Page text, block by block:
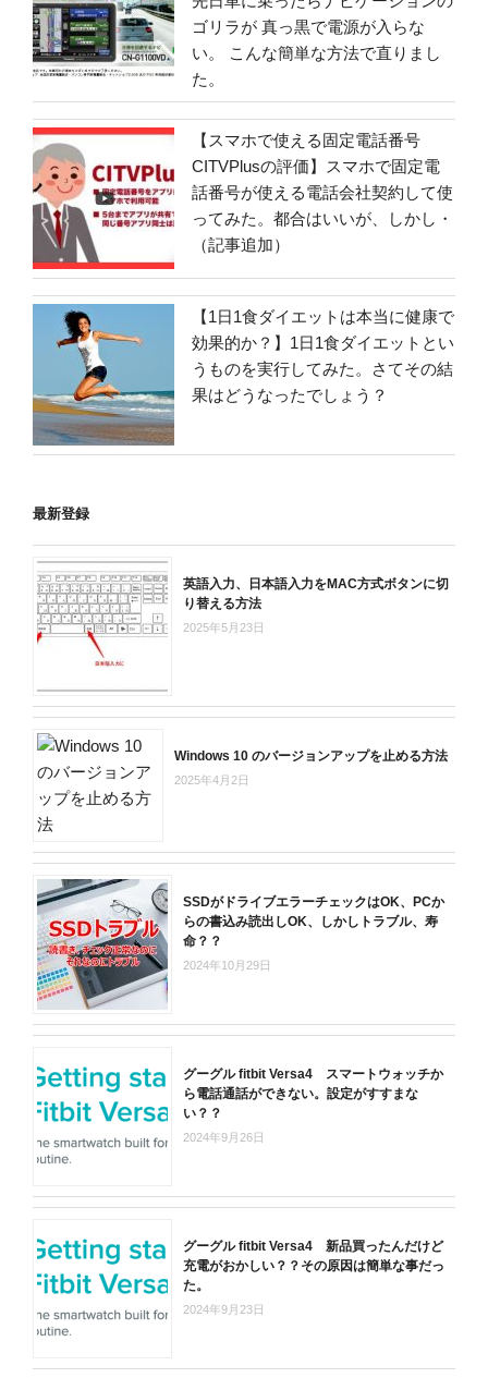
ゴリラが 真っ黒で電源が入らな
い。 こんな簡単な方法で直りまし
た。
【スマホで使える固定電話番号
CITVPlusの評価】スマホで固定電
話番号が使える電話会社契約して使
ってみた。都合はいいが、しかし・
（記事追加）
【1日1食ダイエットは本当に健康で
効果的か？】1日1食ダイエットとい
うものを実行してみた。さてその結
果はどうなったでしょう？
最新登録
英語入力、日本語入力をMAC方式ボタンに切
り替える方法
2025年5月23日
Windows 10 のバージョンアップを止める方法
2025年4月2日
SSDがドライブエラーチェックはOK、PCか
らの書込み読出しOK、しかしトラブル、寿
命？？
2024年10月29日
グーグル fitbit Versa4 スマートウォッチか
ら電話通話ができない。設定がすすまな
い？？
2024年9月26日
グーグル fitbit Versa4 新品買ったんだけど
充電がおかしい？？その原因は簡単な事だっ
た。
2024年9月23日